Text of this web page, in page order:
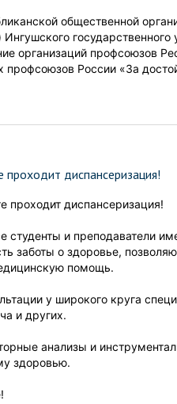
общественной
государственного
организаций профсоюзов
России «За
проходит диспансеризация!
проходит диспансеризация!
студенты и преподаватели
заботы о здоровье,
помощь.
у широкого круга
и других.
анализы и
здоровью.